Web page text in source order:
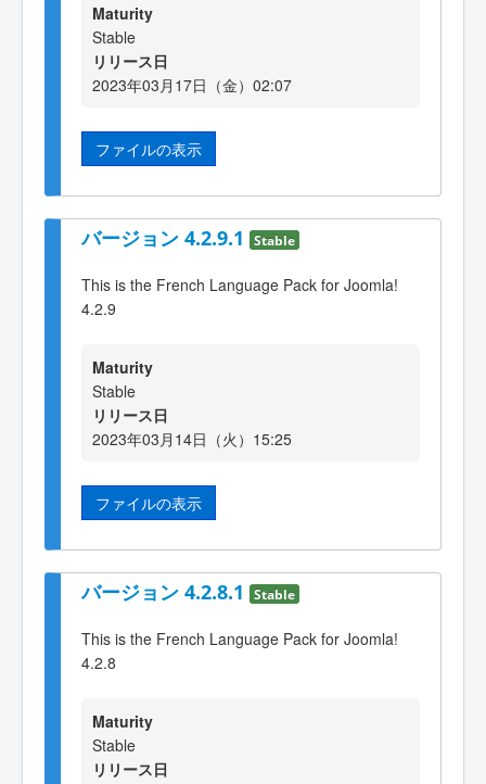
Maturity
Stable
リリース日
2023年03月17日（金）02:07
ファイルの表示
バージョン 4.2.9.1 Stable
This is the French Language Pack for Joomla!
4.2.9
Maturity
Stable
リリース日
2023年03月14日（火）15:25
ファイルの表示
バージョン 4.2.8.1 Stable
This is the French Language Pack for Joomla!
4.2.8
Maturity
Stable
リリース日